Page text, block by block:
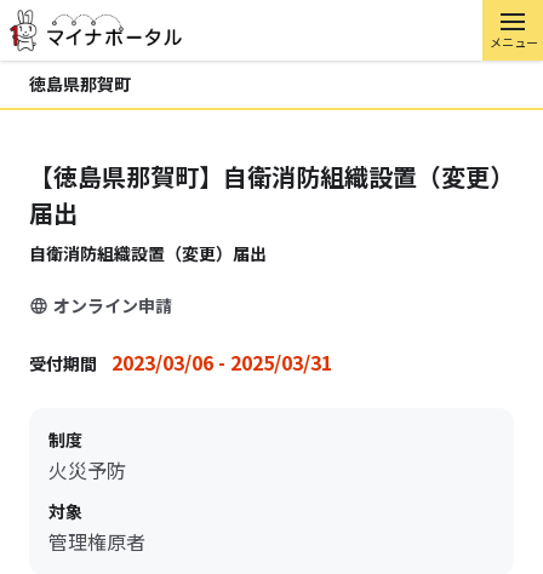
メニュー
徳島県那賀町
【徳島県那賀町】自衛消防組織設置（変更）
届出
自衛消防組織設置（変更）届出
オンライン申請
受付期間 2023/03/06 - 2025/03/31
制度
火災予防
対象
管理権原者